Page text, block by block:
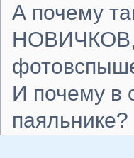
А почему
НОВИЧКОВ,
И почему в
паяльнике?